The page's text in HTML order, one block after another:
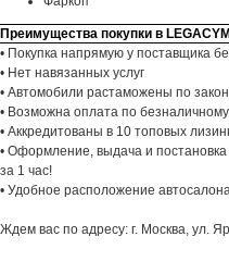
Преимущества покупки в
• Покупка напрямую у поставщика
• Нет навязанных услуг
• Автомобили растаможены по
• Возможна оплата по
• Аккредитованы в 10 топовых
• Оформление, выдача и
за 1 час!
• Удобное расположение
Ждем вас по адресу: г. Москва, ул.